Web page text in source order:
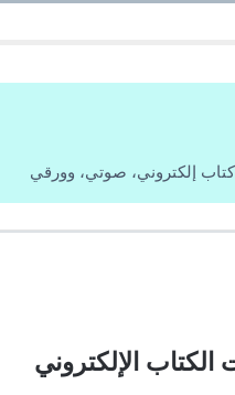
إلكتروني، صوتي، وورقي
الكتاب الإلكتروني